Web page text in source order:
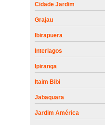
Cidade Jardim
Grajau
Ibirapuera
Interlagos
Ipiranga
Itaim Bibi
Jabaquara
Jardim América